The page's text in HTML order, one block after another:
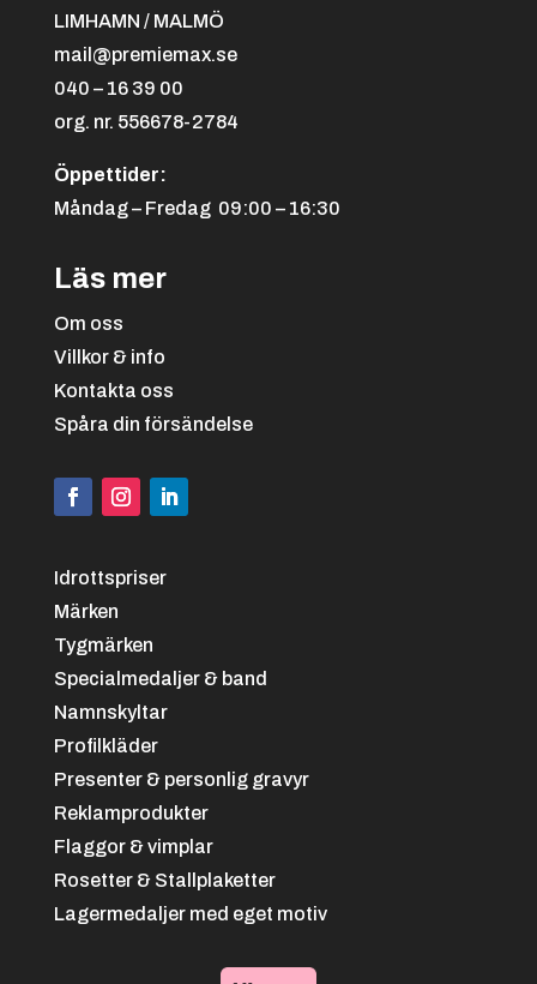
LIMHAMN / MALMÖ
mail@premiemax.se
040 – 16 39 00
org. nr. 556678-2784
Öppettider:
Måndag – Fredag 09:00 – 16:30
Läs mer
Om oss
Villkor & info
Kontakta oss
Spåra din försändelse
Idrottspriser
Märken
Tygmärken
Specialmedaljer & band
Namnskyltar
Profilkläder
Presenter & personlig gravyr
Reklamprodukter
Flaggor & vimplar
Rosetter & Stallplaketter
Lagermedaljer med eget motiv